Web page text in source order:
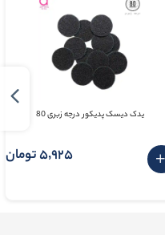
یدک دیسک پدیکور درجه زبری 80
5٬925 تومان